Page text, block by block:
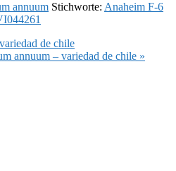
annuum Stichworte: Anaheim F-6
de chile
annuum – variedad de chile »